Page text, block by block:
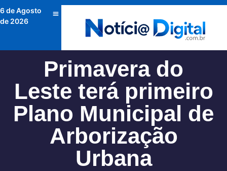
6 de Agosto
de 2026
Primavera do
Leste terá primeiro
Plano Municipal de
Arborização
Urbana